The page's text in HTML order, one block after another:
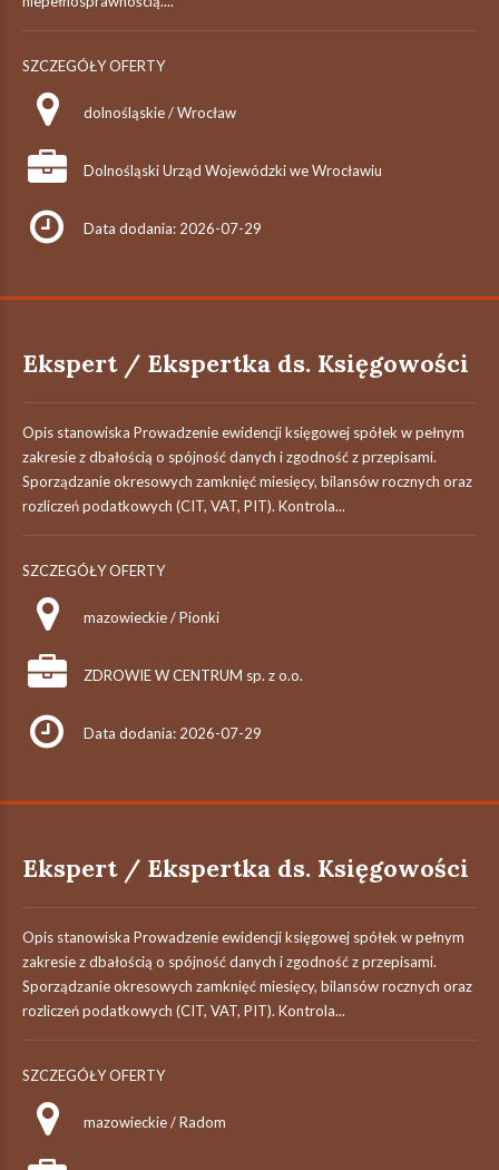
SZCZEGÓŁY OFERTY
dolnośląskie / Wrocław
Dolnośląski Urząd Wojewódzki we Wrocławiu
Data dodania: 2026-07-29
Ekspert / Ekspertka ds. Księgowości
Opis stanowiska Prowadzenie ewidencji księgowej spółek w pełnym
zakresie z dbałością o spójność danych i zgodność z przepisami.
Sporządzanie okresowych zamknięć miesięcy, bilansów rocznych oraz
rozliczeń podatkowych (CIT, VAT, PIT). Kontrola...
SZCZEGÓŁY OFERTY
mazowieckie / Pionki
ZDROWIE W CENTRUM sp. z o.o.
Data dodania: 2026-07-29
Ekspert / Ekspertka ds. Księgowości
Opis stanowiska Prowadzenie ewidencji księgowej spółek w pełnym
zakresie z dbałością o spójność danych i zgodność z przepisami.
Sporządzanie okresowych zamknięć miesięcy, bilansów rocznych oraz
rozliczeń podatkowych (CIT, VAT, PIT). Kontrola...
SZCZEGÓŁY OFERTY
mazowieckie / Radom